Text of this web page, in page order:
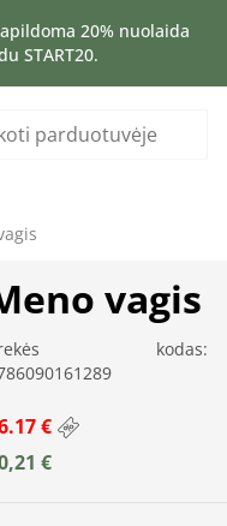
20% nuolaida
START20.
vagis
kodas:
€
€